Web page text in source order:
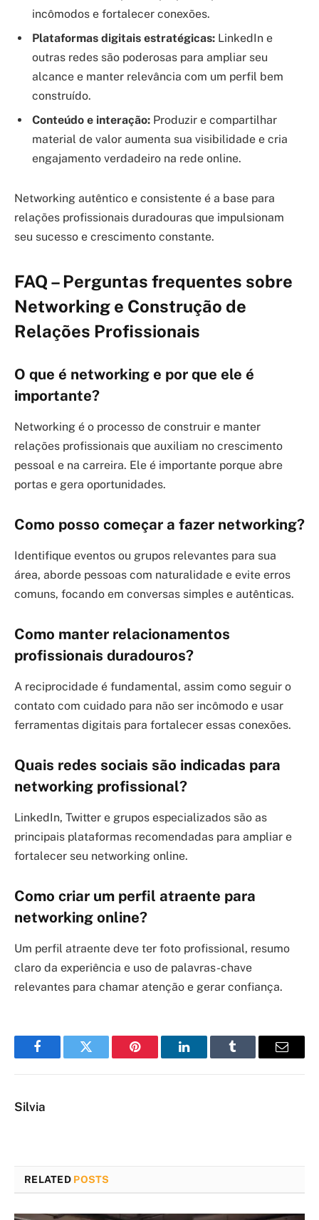
incômodos e fortalecer conexões.
Plataformas digitais estratégicas: LinkedIn e
outras redes são poderosas para ampliar seu
alcance e manter relevância com um perfil bem
construído.
Conteúdo e interação: Produzir e compartilhar
material de valor aumenta sua visibilidade e cria
engajamento verdadeiro na rede online.
Networking autêntico e consistente é a base para
relações profissionais duradouras que impulsionam
seu sucesso e crescimento constante.
FAQ – Perguntas frequentes sobre
Networking e Construção de
Relações Profissionais
O que é networking e por que ele é
importante?
Networking é o processo de construir e manter
relações profissionais que auxiliam no crescimento
pessoal e na carreira. Ele é importante porque abre
portas e gera oportunidades.
Como posso começar a fazer networking?
Identifique eventos ou grupos relevantes para sua
área, aborde pessoas com naturalidade e evite erros
comuns, focando em conversas simples e autênticas.
Como manter relacionamentos
profissionais duradouros?
A reciprocidade é fundamental, assim como seguir o
contato com cuidado para não ser incômodo e usar
ferramentas digitais para fortalecer essas conexões.
Quais redes sociais são indicadas para
networking profissional?
LinkedIn, Twitter e grupos especializados são as
principais plataformas recomendadas para ampliar e
fortalecer seu networking online.
Como criar um perfil atraente para
networking online?
Um perfil atraente deve ter foto profissional, resumo
claro da experiência e uso de palavras-chave
relevantes para chamar atenção e gerar confiança.
FacebookTwitter Pinterest LinkedInTumblr Email
Silvia
RELATED POSTS